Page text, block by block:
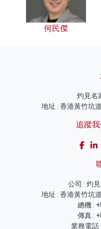
何民傑
灼見名
地址 : 香港黃竹坑
追蹤
公司 : 灼
地址 : 香港黃竹坑
總機 :
傳真 :
業務電話